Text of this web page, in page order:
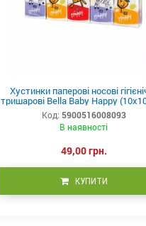
Хустинки паперові носові
тришарові Bella Baby Happy
Код: 5900516008093
В наявності
49,00 грн.
КУПИТИ